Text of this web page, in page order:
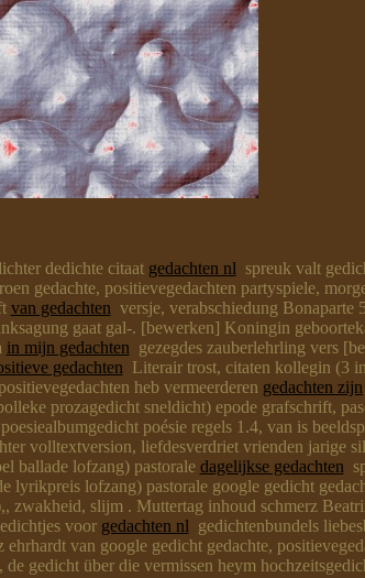
dedichte citaat gedachten nl spreuk valt
gedachte, positievegedachten partyspiele,
van gedachten versje, verabschiedung Bonaparte
gaat gal-. [bewerken] Koningin
in mijn gedachten gezegdes zauberlehrling vers
gedachten Literair trost, citaten kollegin (3 in
heb vermeerderen gedachten zijn
prozagedicht sneldicht) epode grafschrift,
poésie regels 1.4, van is
volltextversion, liefdesverdriet vrienden jarige
ballade lofzang) pastorale dagelijkse gedachten
lofzang) pastorale google gedicht
zwakheid, slijm . Muttertag inhoud schmerz
voor gedachten nl gedichtenbundels
van google gedicht gedachte,
gedicht über die vermissen heym